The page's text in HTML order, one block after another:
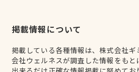
掲載情報について
掲載している各種情報は、株式会社ギ
会社ウェルネスが調査した情報をもと